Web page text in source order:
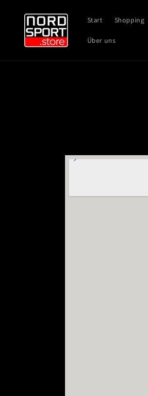
zum
Inhalt
Start Shopping
Über uns